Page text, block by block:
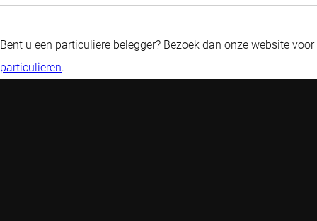
Bent u een particuliere belegger? Bezoek dan onze website voor
particulieren.